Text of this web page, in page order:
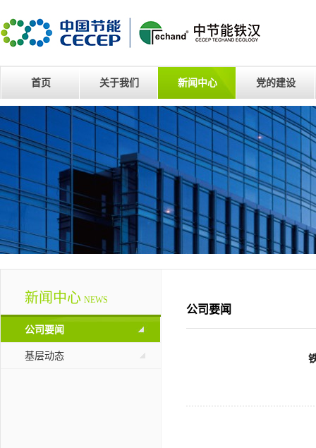
首页 关于我们 新闻中心 党的建设
新闻中心 NEWS
公司要闻
基层动态
公司要闻